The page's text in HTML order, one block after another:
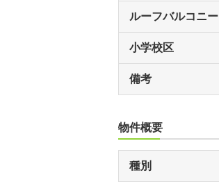
ルーフバルコニー
小学校区
備考
物件概要
種別